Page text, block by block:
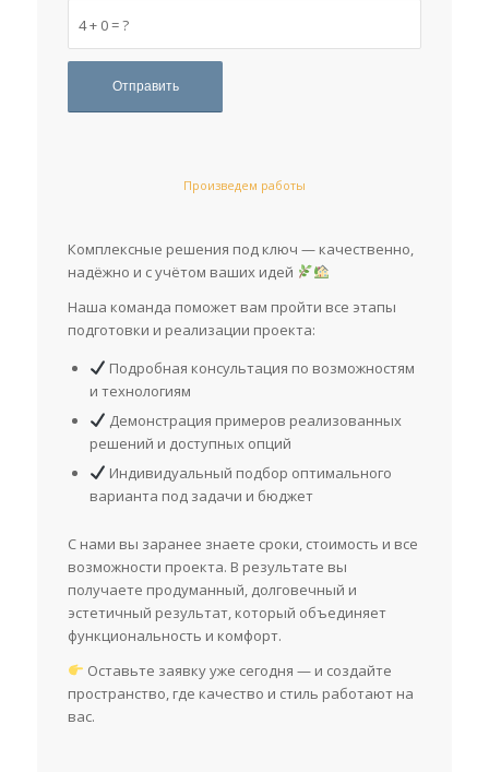
4 + 0 = ?
Произведем работы
Комплексные решения под ключ — качественно,
надёжно и с учётом ваших идей
Наша команда поможет вам пройти все этапы
подготовки и реализации проекта:
Подробная консультация по возможностям
и технологиям
Демонстрация примеров реализованных
решений и доступных опций
Индивидуальный подбор оптимального
варианта под задачи и бюджет
С нами вы заранее знаете сроки, стоимость и все
возможности проекта. В результате вы
получаете продуманный, долговечный и
эстетичный результат, который объединяет
функциональность и комфорт.
Оставьте заявку уже сегодня — и создайте
пространство, где качество и стиль работают на
вас.